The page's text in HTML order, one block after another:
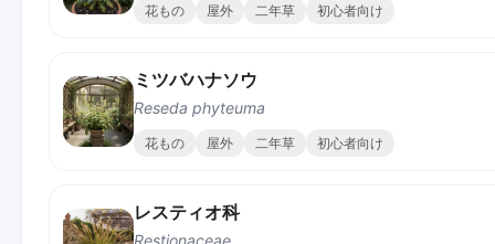
花もの 屋外 二年草 初心者向け
ミツバハナソウ
Reseda phyteuma
花もの 屋外 二年草 初心者向け
レスティオ科
Restionaceae